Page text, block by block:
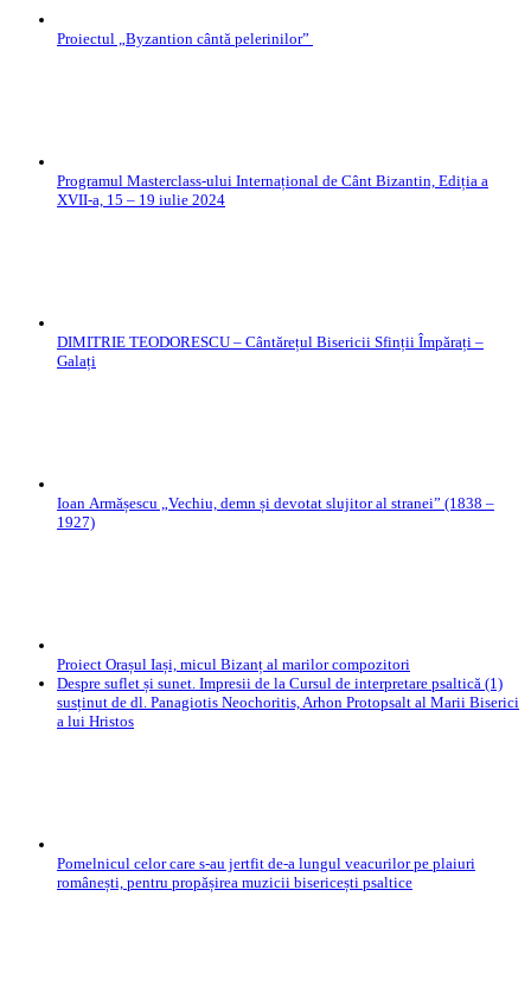
Proiectul „Byzantion cântă pelerinilor”
Programul Masterclass-ului Internațional de Cânt Bizantin, Ediția a
XVII-a, 15 – 19 iulie 2024
DIMITRIE TEODORESCU – Cântărețul Bisericii Sfinții Împărați –
Galați
Ioan Armășescu „Vechiu, demn și devotat slujitor al stranei” (1838 –
1927)
Proiect Orașul Iași, micul Bizanț al marilor compozitori
Despre suflet și sunet. Impresii de la Cursul de interpretare psaltică (1)
susținut de dl. Panagiotis Neochoritis, Arhon Protopsalt al Marii Biserici
a lui Hristos
Pomelnicul celor care s-au jertfit de-a lungul veacurilor pe plaiuri
românești, pentru propășirea muzicii bisericești psaltice